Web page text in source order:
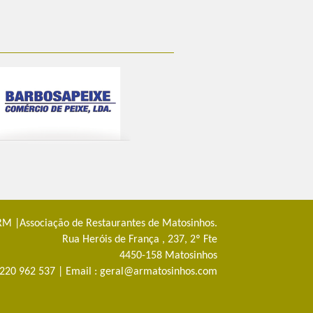
|Associação de Restaurantes de Matosinhos.
Rua Heróis de França , 237, 2º Fte
4450-158 Matosinhos
962 537 | Email : geral@armatosinhos.com